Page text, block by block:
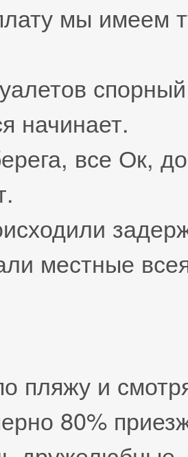
мы имеем
начинает.
все Ок,
местные
пляжу и
80%